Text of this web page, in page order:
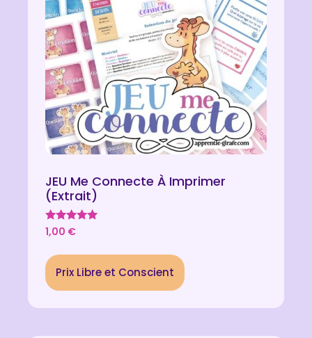
JEU Me Connecte À Imprimer
(extrait)
Note
5.00
1,00 €
Prix Libre et Conscient